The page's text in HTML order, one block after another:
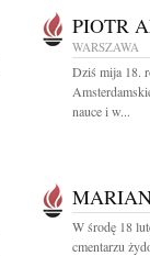
PIOTR
WARSZAWA
Dziś mija 18.
nauce i w...
W środę 18
cmentarzu